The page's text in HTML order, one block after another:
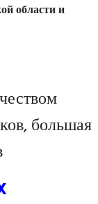
области и
большая